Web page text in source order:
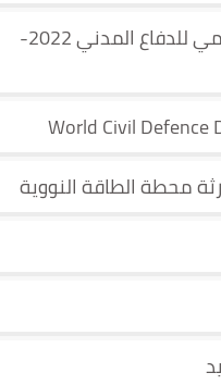
بدقة عالية PDF شعار اليوم العالمي للدفاع المدني 2022-
محطة الطاقة النووية